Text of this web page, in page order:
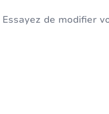
Essayez de modifier